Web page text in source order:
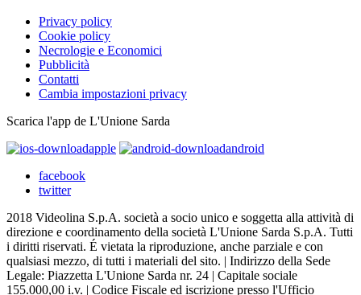
Privacy policy
Cookie policy
Necrologie e Economici
Pubblicità
Contatti
Cambia impostazioni privacy
Scarica l'app de L'Unione Sarda
apple
android
facebook
twitter
2018 Videolina S.p.A. società a socio unico e soggetta alla attività di
direzione e coordinamento della società L'Unione Sarda S.p.A. Tutti
i diritti riservati. É vietata la riproduzione, anche parziale e con
qualsiasi mezzo, di tutti i materiali del sito. | Indirizzo della Sede
Legale: Piazzetta L'Unione Sarda nr. 24 | Capitale sociale
155.000,00 i.v. | Codice Fiscale ed iscrizione presso l'Ufficio